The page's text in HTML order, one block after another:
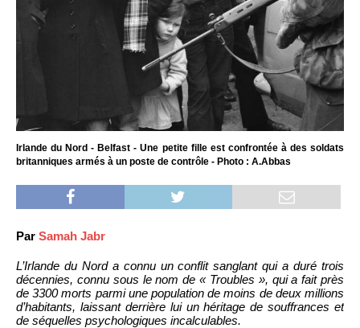
Irlande du Nord - Belfast - Une petite fille est confrontée à des soldats
britanniques armés à un poste de contrôle - Photo : A.Abbas
Par Samah Jabr
L’Irlande du Nord a connu un conflit sanglant qui a duré trois
décennies, connu sous le nom de « Troubles », qui a fait près
de 3300 morts parmi une population de moins de deux millions
d’habitants, laissant derrière lui un héritage de souffrances et
de séquelles psychologiques incalculables.